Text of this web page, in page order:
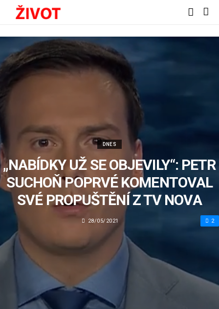
DNES
„NABÍDKY UŽ SE OBJEVILY“: PETR
SUCHOŇ POPRVÉ KOMENTOVAL
SVÉ PROPUŠTĚNÍ Z TV NOVA
28/05/2021 2